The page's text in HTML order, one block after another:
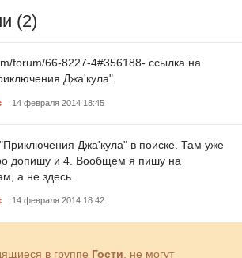
(2)
forum/66-8227-4#356188- ссылка на
Джа'кула".
14 февраля 2014 18:45
Джа'кула" в поиске. Там уже
допишу и 4. Вообщем я пишу на
а не здесь.
14 февраля 2014 18:42
в группе Гости , не могут